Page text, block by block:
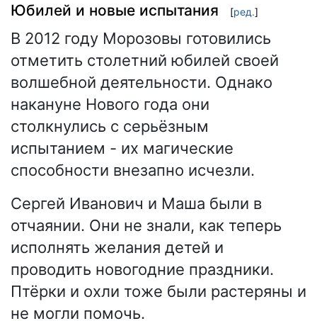
Юбилей и новые испытания [ред.]
В 2012 году Морозовы готовились
отметить столетний юбилей своей
волшебной деятельности. Однако
накануне Нового года они
столкнулись с серьёзным
испытанием - их магические
способности внезапно исчезли.
Сергей Иванович и Маша были в
отчаянии. Они не знали, как теперь
исполнять желания детей и
проводить новогодние праздники.
Птёрки и охли тоже были растеряны и
не могли помочь.